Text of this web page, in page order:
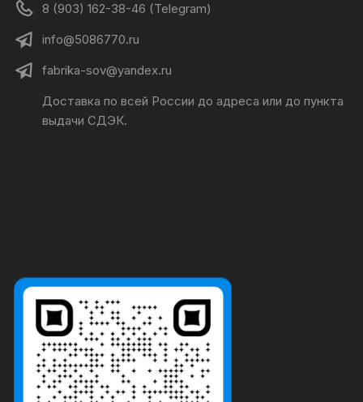
8 (903) 162-38-46 (Telegram)
info@5086770.ru
fabrika-sov@yandex.ru
Доставка по всей России до адреса или до пункта
выдачи СДЭК.